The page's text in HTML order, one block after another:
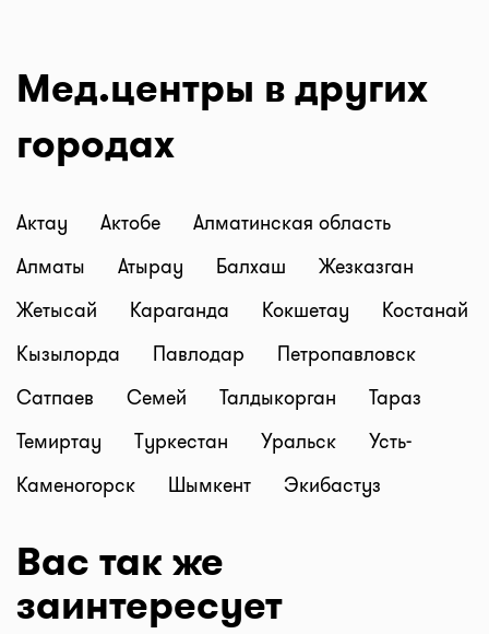
Мед.центры в других
городах
Актау Актобе
Алматинская область
Алматы
Атырау Балхаш
Жезказган
Жетысай
Караганда Кокшетау
Костанай
Кызылорда
Павлодар
Петропавловск
Сатпаев
Семей Талдыкорган
Тараз
Темиртау
Туркестан Уральск
Усть-
Каменогорск
Шымкент Экибастуз
Вас так же
заинтересует